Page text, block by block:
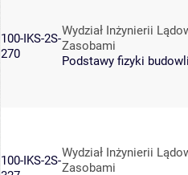
100-IKS-2S-
270
Wydział Inżynierii
Zasobami
Podstawy fizyki budowli
100-IKS-2S-
Wydział Inżynierii
Zasobami